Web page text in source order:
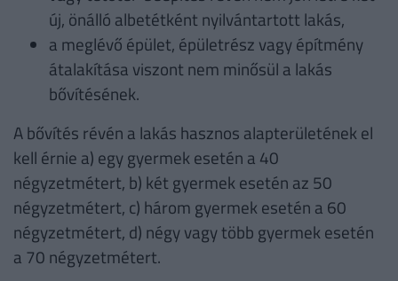
új, önálló albetétként nyilvántartott lakás,
a meglévő épület, épületrész vagy építmény
átalakítása viszont nem minősül a lakás
bővítésének.
A bővítés révén a lakás hasznos alapterületének el
kell érnie a) egy gyermek esetén a 40
négyzetmétert, b) két gyermek esetén az 50
négyzetmétert, c) három gyermek esetén a 60
négyzetmétert, d) négy vagy több gyermek esetén
a 70 négyzetmétert.